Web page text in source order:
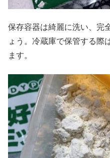
保存容器は綺麗に洗い、完
ょう。冷蔵庫で保管する際
ます。